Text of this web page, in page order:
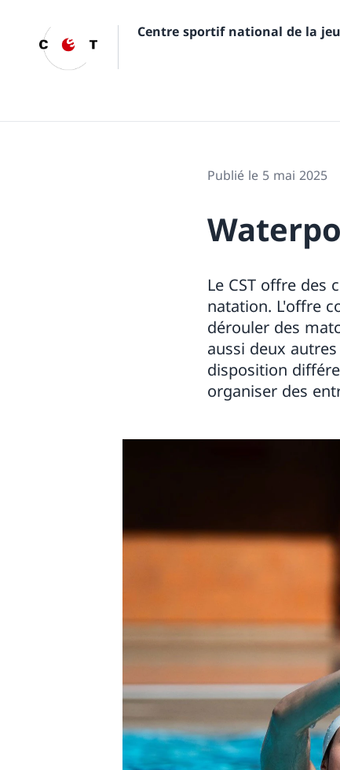
Centre sportif national de la
Publié le 5 mai 2025
Le CST offre
natation. L'offre
dérouler des
aussi deux
disposition
organiser des